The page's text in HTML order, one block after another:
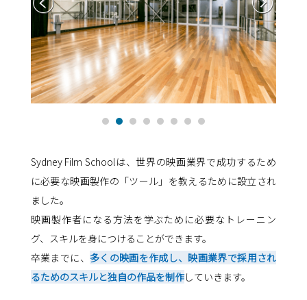
Sydney Film Schoolは、世界の映画業界で成功するため
に必要な映画製作の「ツール」を教えるために設立され
ました。
映画製作者になる方法を学ぶために必要なトレーニン
グ、スキルを身につけることができます。
卒業までに、 多くの映画を作成し、映画業界で採用され
るためのスキルと独自の作品を制作していきます。